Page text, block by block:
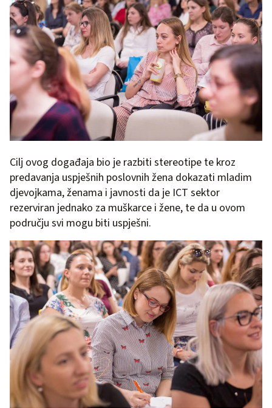
Cilj ovog događaja bio je razbiti stereotipe te kroz
predavanja uspješnih poslovnih žena dokazati mladim
djevojkama, ženama i javnosti da je ICT sektor
rezerviran jednako za muškarce i žene, te da u ovom
području svi mogu biti uspješni.